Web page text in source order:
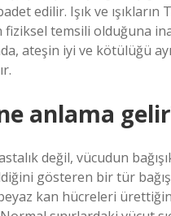
edilir. Işık ve ışıkların
fiziksel temsili olduğuna
ateşin iyi ve kötülüğü
anlama
değil, vücudun
gösteren bir tür
kan hücreleri